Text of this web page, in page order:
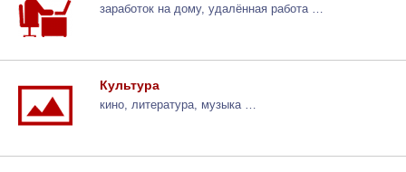
заработок на дому, удалённая работа …
Культура
кино, литература, музыка …